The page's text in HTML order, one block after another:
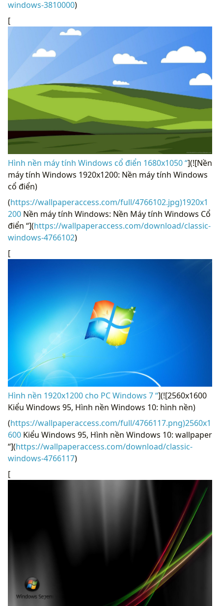
windows-3810000)
[
Hình nền máy tính Windows cổ điển 1680x1050 “](![Nền
máy tính Windows 1920x1200: Nền máy tính Windows
cổ điển)
(https://wallpaperaccess.com/full/4766102.jpg)1920x1
200 Nền máy tính Windows: Nền Máy tính Windows Cổ
điển “](https://wallpaperaccess.com/download/classic-
windows-4766102)
[
Hình nền 1920x1200 cho PC Windows 7 “](![2560x1600
Kiểu Windows 95, Hình nền Windows 10: hình nền)
(https://wallpaperaccess.com/full/4766117.png)2560x1
600 Kiểu Windows 95, Hình nền Windows 10: wallpaper
“](https://wallpaperaccess.com/download/classic-
windows-4766117)
[